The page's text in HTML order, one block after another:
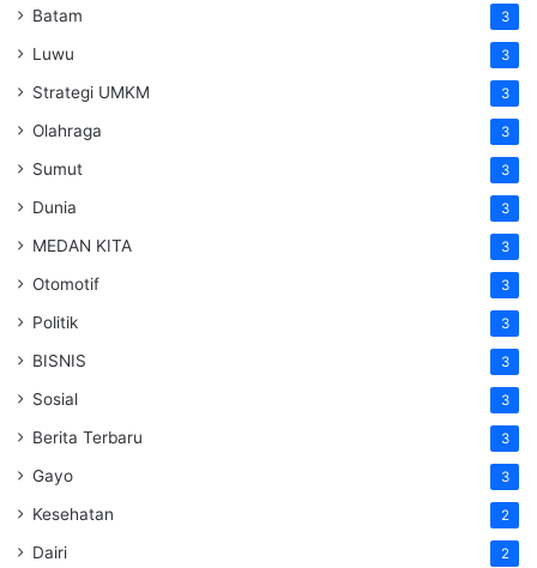
Batam 3
Luwu 3
Strategi UMKM 3
Olahraga 3
Sumut 3
Dunia 3
MEDAN KITA 3
Otomotif 3
Politik 3
BISNIS 3
Sosial 3
Berita Terbaru 3
Gayo 3
Kesehatan 2
Dairi 2